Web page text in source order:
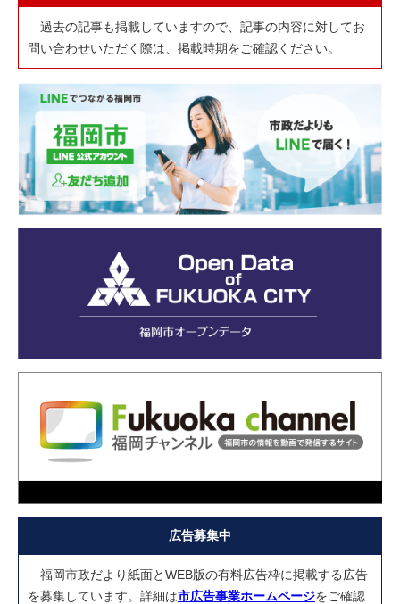
過去の記事も掲載していますので、記事の内容に対してお
問い合わせいただく際は、掲載時期をご確認ください。
広告募集中
福岡市政だより紙面とWEB版の有料広告枠に掲載する広告
を募集しています。詳細は市広告事業ホームページをご確認